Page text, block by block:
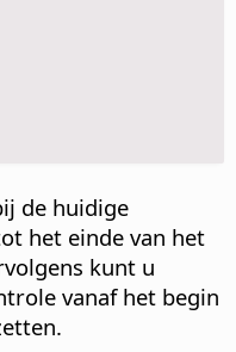
de huidige
het einde van het
kunt u
vanaf het begin